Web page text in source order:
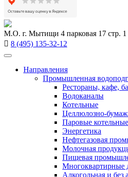
М.О. г. Мытищи 4 парковая 17 стр. 1
8 (495) 135-32-12
Направления
Промышленная
Рестораны, кафе,
Водоканалы
Котельные
Целлюлозно-
Паровые котельные
Энергетика
Нефтегазовая
Молочная
Пищевая
Многоквартирные
Алкогольная и без